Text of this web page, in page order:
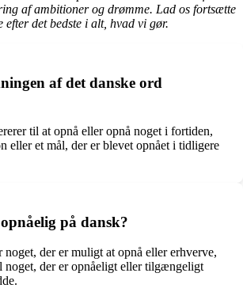
af ambitioner og drømme. Lad os fortsætte
det bedste i alt, hvad vi gør.
af det danske ord
til at opnå eller opnå noget i fortiden,
eller et mål, der er blevet opnået i tidligere
på dansk?
der er muligt at opnå eller erhverve,
noget, der er opnåeligt eller tilgængeligt